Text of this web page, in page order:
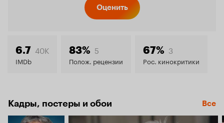
6.5
Оценить
6.7 40K
IMDb
83% 5
Полож. рецензии
67% 3
Рос. кинокритики
Кадры, постеры и обои Все